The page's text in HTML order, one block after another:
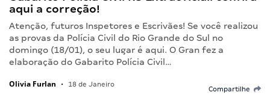
aqui a correção!
Atenção, futuros Inspetores e Escrivães! Se você realizou
as provas da Polícia Civil do Rio Grande do Sul no
domingo (18/01), o seu lugar é aqui. O Gran fez a
elaboração do Gabarito Polícia Civil…
Olivia Furlan • 18 de Janeiro
Compartilhe